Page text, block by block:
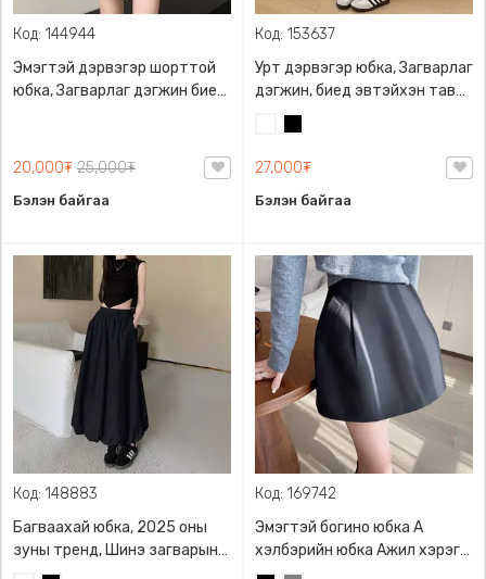
Код: 144944
Эмэгтэй дэрвэгэр шорттой
юбка, Загварлаг дэгжин биед
20,000₮ 25,000₮
Бэлэн байгаа
Код: 153637
Урт дэрвэгэр юбка, Загварлаг
дэгжин, биед эвтэйхэн тав
тухтай
27,000₮
Бэлэн байгаа
Код: 148883
Багваахай юбка, 2025 оны
зуны тренд, Шинэ загварын
юбка, Биед эвтэйхэн дэгжин
Код: 169742
Эмэгтэй богино юбка А
хэлбэрийн юбка Ажил хэрэгч
юбка юбка Цахилгаантай